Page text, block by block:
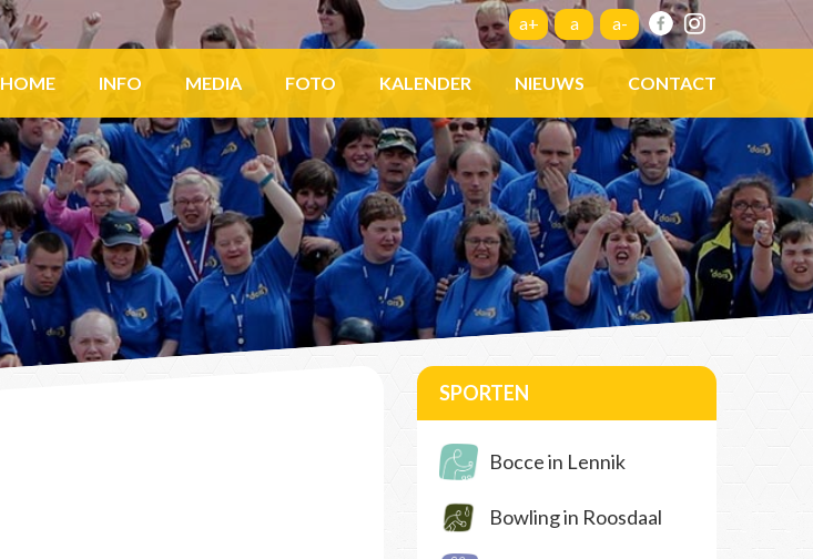
Facebook a+ a a-
HOME INFO MEDIA FOTO KALENDER NIEUWS CONTACT
SPORTEN
Bocce in Lennik
Bowling in Roosdaal